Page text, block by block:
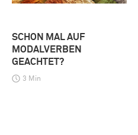
SCHON MAL AUF
MODALVERBEN
GEACHTET?
3 Min